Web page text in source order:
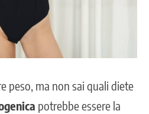
peso, ma non sai quali diete
potrebbe essere la